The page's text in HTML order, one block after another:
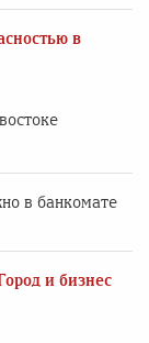
в
в банкомате
и бизнес